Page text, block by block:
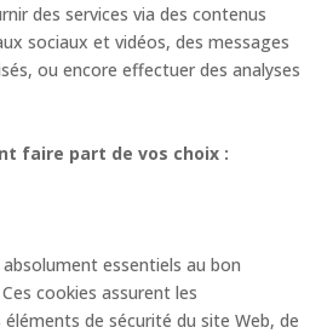
des services via des contenus
sociaux et vidéos, des messages
ou encore effectuer des analyses
faire part de vos choix :
essentiels au bon
cookies assurent les
de sécurité du site Web, de